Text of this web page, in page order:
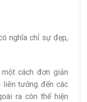
nghĩa chỉ sự đẹp,
cách đơn giản
liên tưởng đến các
ra còn thể hiện